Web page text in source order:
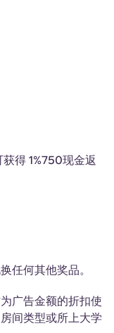
得 1%750现金返
任何其他奖品。
广告金额的折扣使
间类型或所上大学